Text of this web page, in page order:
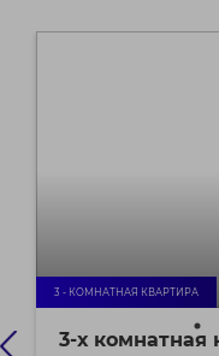
3 - КОМНАТНАЯ КВАРТИРА
3-х комнатная